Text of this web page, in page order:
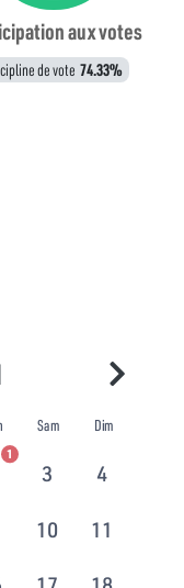
aux votes
de vote 74.33%
Sam Dim
1
3 4
10 11